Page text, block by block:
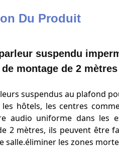
Du Produit
suspendu
montage de 2 mètres
suspendus au plafond
hôtels, les centres
audio uniforme dans les
2 mètres, ils peuvent être
salle.éliminer les zones